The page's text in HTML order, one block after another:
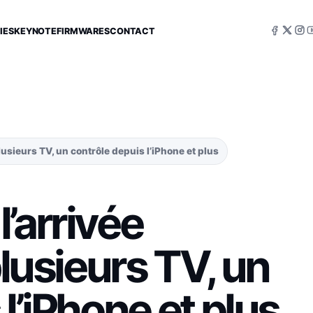
KEYNOTEFIRMWARESCONTACT
TV, un contrôle depuis l’iPhone et plus
TV, un